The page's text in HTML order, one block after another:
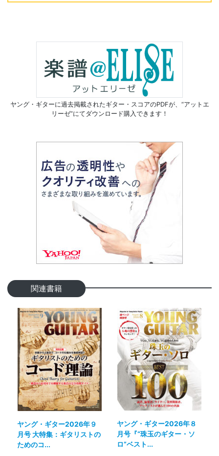
ヤング・ギターに過去掲載されたギター・スコアのPDFが、 “アットエ
リーゼ”にてダウンロード購入できます！
関連書籍
ヤング・ギター2026年９
月号 大特集：ギタリストの
ためのコ...
ヤング・ギター2026年８
月号『“珠玉のギター・ソ
ロ”ベスト...